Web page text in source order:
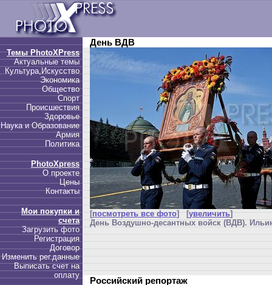
Темы PhotoXPress
Актуальные темы
Культура,Искусство
Экономика
Общество
Спорт
Происшествия
Здоровье
Наука и Образование
Армия
Политика
PhotoXpress
О проекте
Цены
Контакты
Мои покупки и
счета
Загрузить фото
Регистрация
Договор
Изменить рег.данные
Выписать счет на
оплату
День ВДВ
[посмотреть все фото] [увеличить]
День Воздушно-десантных войск (ВДВ).
Российский репортаж